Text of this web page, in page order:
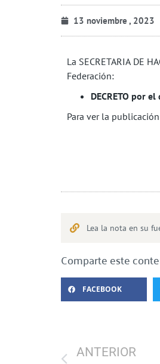
13 noviembre , 2023
La SECRETARIA DE
Federación:
DECRETO por
Para ver la
Lea la nota en su
Comparte este
FACEBOOK
ANTERIOR